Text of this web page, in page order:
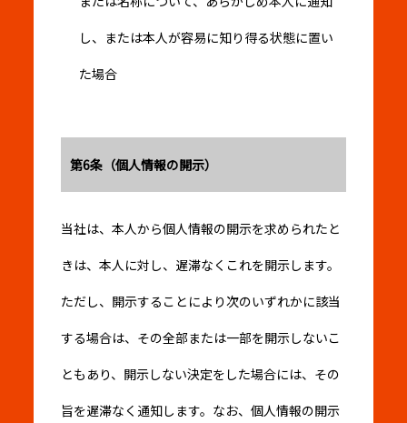
し、または本人が容易に知り得る状態に置い
た場合
第6条（個人情報の開示）
当社は、本人から個人情報の開示を求められたと
きは、本人に対し、遅滞なくこれを開示します。
ただし、開示することにより次のいずれかに該当
する場合は、その全部または一部を開示しないこ
ともあり、開示しない決定をした場合には、その
旨を遅滞なく通知します。なお、個人情報の開示